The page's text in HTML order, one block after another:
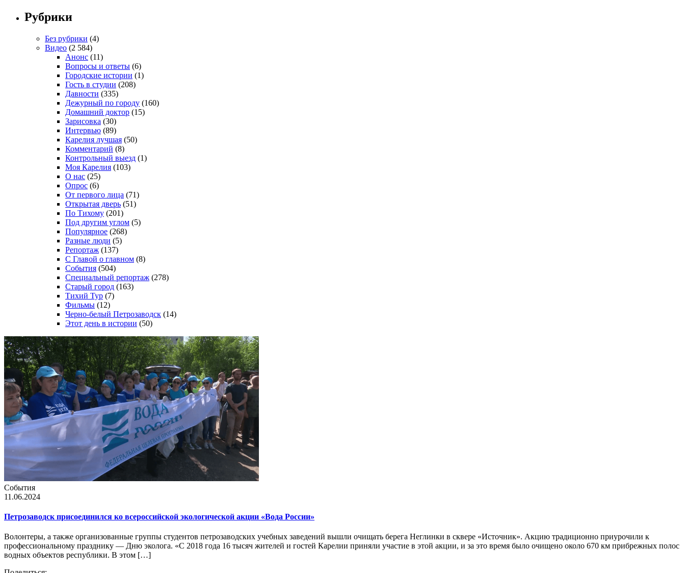
Рубрики
Без рубрики (4)
Видео (2 584)
Анонс (11)
Вопросы и ответы (6)
Городские истории (1)
Гость в студии (208)
Давности (335)
Дежурный по городу (160)
Домашний доктор (15)
Зарисовка (30)
Интервью (89)
Карелия лучшая (50)
Комментарий (8)
Контрольный выезд (1)
Моя Карелия (103)
О нас (25)
Опрос (6)
От первого лица (71)
Открытая дверь (51)
По Тихому (201)
Под другим углом (5)
Популярное (268)
Разные люди (5)
Репортаж (137)
С Главой о главном (8)
События (504)
Специальный репортаж (278)
Старый город (163)
Тихий Тур (7)
Фильмы (12)
Черно-белый Петрозаводск (14)
Этот день в истории (50)
События
11.06.2024
Петрозаводск присоединился ко всероссийской экологической акции «Вода России»
Волонтеры, а также организованные группы студентов петрозаводских учебных заведений вышли очищать берега Неглинки в сквере «Источник». Акцию традиционно приурочили к
профессиональному празднику — Дню эколога. «С 2018 года 16 тысяч жителей и гостей Карелии приняли участие в этой акции, и за это время было очищено около 670 км прибрежных полос
водных объектов республики. В этом […]